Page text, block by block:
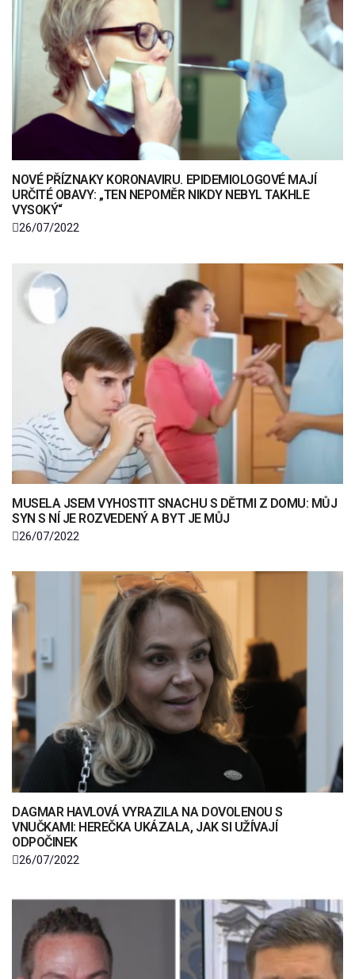
NOVÉ PŘÍZNAKY KORONAVIRU. EPIDEMIOLOGOVÉ MAJÍ
URČITÉ OBAVY: „TEN NEPOMĚR NIKDY NEBYL TAKHLE
VYSOKÝ“
26/07/2022
MUSELA JSEM VYHOSTIT SNACHU S DĚTMI Z DOMU: MŮJ
SYN S NÍ JE ROZVEDENÝ A BYT JE MŮJ
26/07/2022
DAGMAR HAVLOVÁ VYRAZILA NA DOVOLENOU S
VNUČKAMI: HEREČKA UKÁZALA, JAK SI UŽÍVAJÍ
ODPOČINEK
26/07/2022